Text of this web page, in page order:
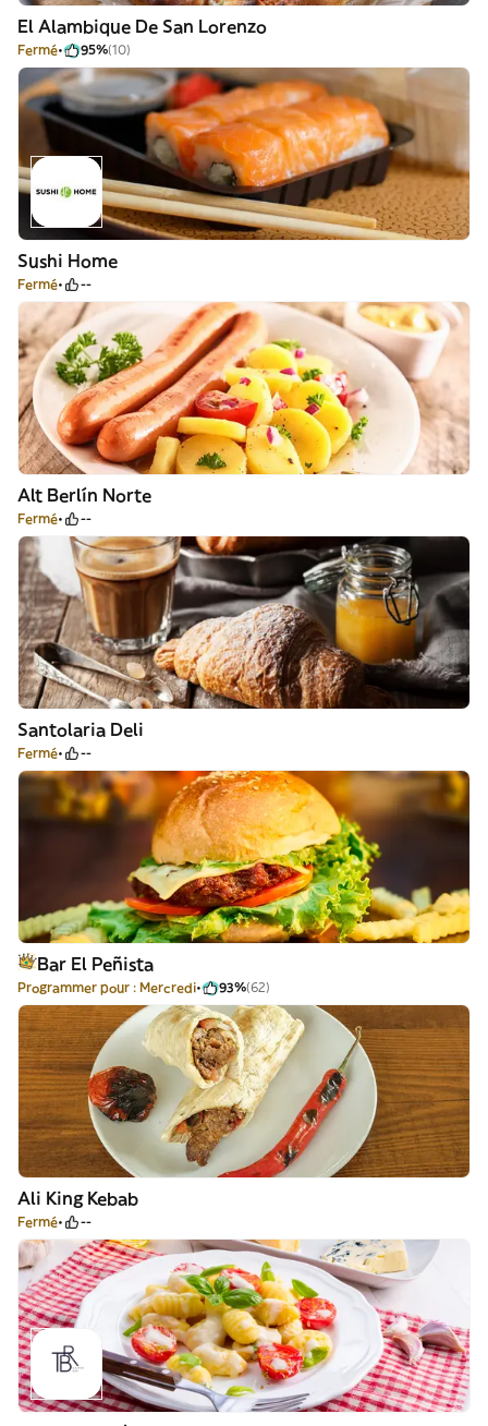
El Alambique De San Lorenzo
Fermé 95%(10)
Sushi Home
Fermé --
Alt Berlín Norte
Fermé --
Santolaria Deli
Fermé --
Bar El Peñista
Programmer pour : Mercredi 93%(62)
Ali King Kebab
Fermé --